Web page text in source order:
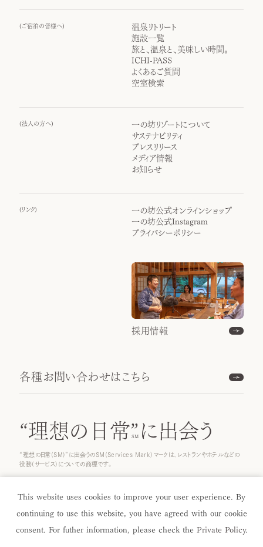
( ご宿泊の皆様へ)
温泉リトリート
施設一覧
旅と、温泉と、美味しい時間。
ICHI-PASS
よくあるご質問
空室検索
(法人の方へ)
一の坊リゾートについて
サステナビリティ
プレスリリース
メディア情報
お知らせ
( リンク)
一の坊公式オンラインショップ
一の坊公式Instagram
プライバシーポリシー
採用情報
各種お問い合わせはこちら
“理想の日常”に出会う
“理想の日常(SM)”に出会うのSM(Services Mark)マークは、レストランやホテルなどの
役務(サービス)についての商標です。
This website uses cookies to improve your user experience. By
continuing to use this website, you have agreed with our cookie
consent. For futher information, please check the Private Policy.